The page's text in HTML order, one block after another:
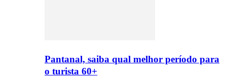
Pantanal, saiba qual melhor período para
o turista 60+